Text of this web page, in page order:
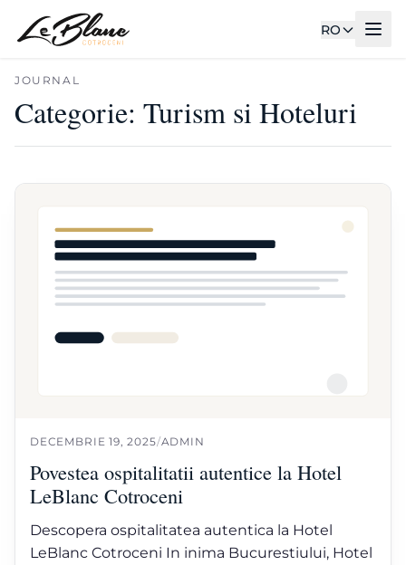
RO
JOURNAL
Categorie: Turism si Hoteluri
DECEMBRIE 19, 2025/ADMIN
Povestea ospitalitatii autentice la Hotel
LeBlanc Cotroceni
Descopera ospitalitatea autentica la Hotel
LeBlanc Cotroceni In inima Bucurestiului, Hotel